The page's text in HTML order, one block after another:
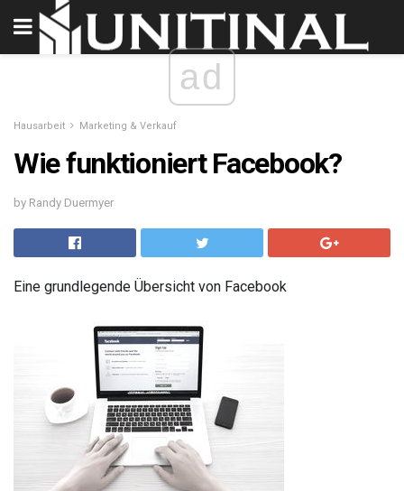
ad
Hausarbeit Marketing & Verkauf
Wie funktioniert Facebook?
by Randy Duermyer
Eine grundlegende Übersicht von Facebook